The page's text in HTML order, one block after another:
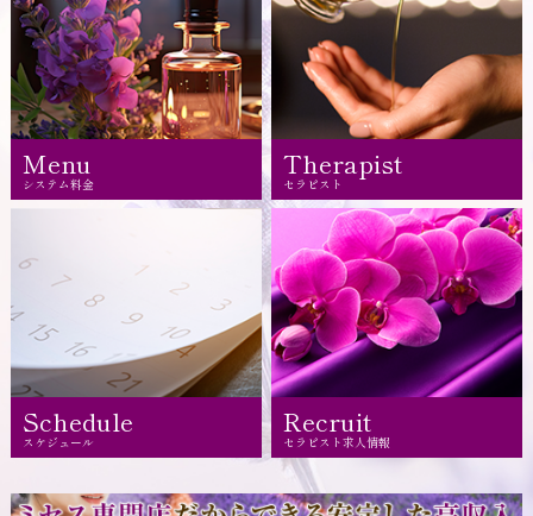
Menu
システム料金
Therapist
セラピスト
Schedule
スケジュール
Recruit
セラピスト求人情報